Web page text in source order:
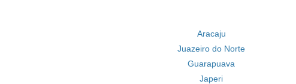
Aracaju
Juazeiro do Norte
Guarapuava
Japeri